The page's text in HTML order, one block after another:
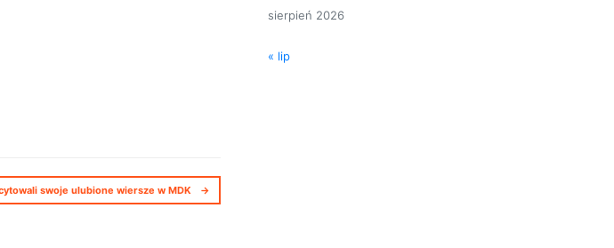
swoje ulubione wiersze w MDK →
sierpień 2026
« lip